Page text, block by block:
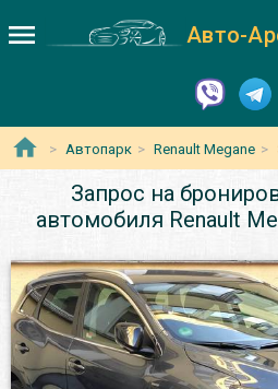
Авто-
Автопарк Renault Megane
Запрос на
автомобиля Renault